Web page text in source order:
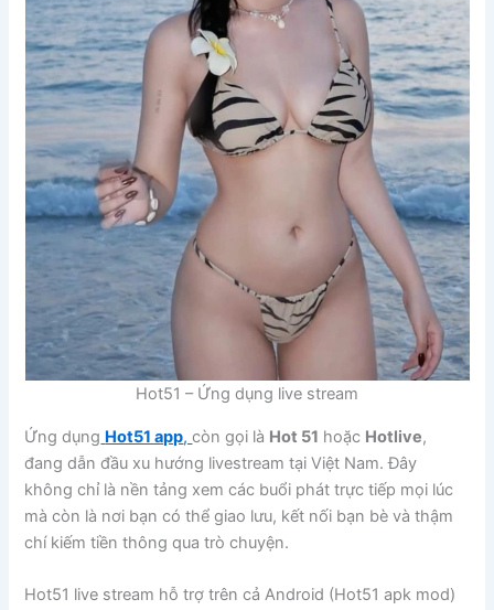
Hot51 – Ứng dụng live stream
Ứng dụng Hot51 app,còn gọi là Hot 51 hoặc Hotlive,
đang dẫn đầu xu hướng livestream tại Việt Nam. Đây
không chỉ là nền tảng xem các buổi phát trực tiếp mọi lúc
mà còn là nơi bạn có thể giao lưu, kết nối bạn bè và thậm
chí kiếm tiền thông qua trò chuyện.
Hot51 live stream hỗ trợ trên cả Android (Hot51 apk mod)